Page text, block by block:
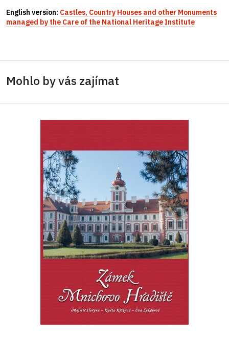
English version: Castles, Country Houses and other Monuments
managed by the Care of the National Heritage Institute
Mohlo by vás zajímat